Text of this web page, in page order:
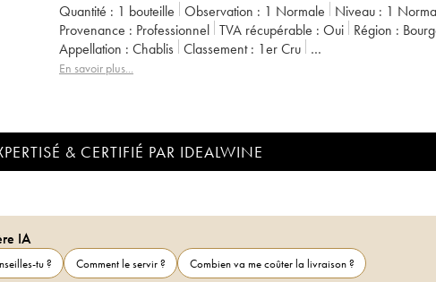
Quantité : 1 bouteille Observation : 1 Normale Niveau : 1
Provenance :
professionnel TVA récupérable : oui Région :
Appellation :
Chablis Classement :
1er Cru
Propriétaire :
En savoir plus...
& CERTIFIÉ PAR IDEALWINE
IA
tu ? Comment le servir ?
Combien va me coûter la livraison ?